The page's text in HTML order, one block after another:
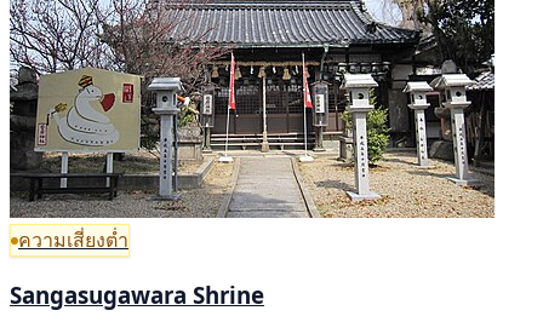
ความเสี่ยงต่ำ
Sangasugawara Shrine